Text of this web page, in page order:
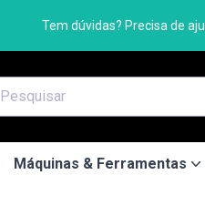
Tem dúvidas? Precisa de
Pesquisar
Máquinas & Ferramentas